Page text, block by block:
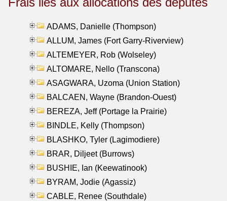
ADAMS, Danielle (Thompson)
ALLUM, James (Fort Garry-Riverview)
ALTEMEYER, Rob (Wolseley)
ALTOMARE, Nello (Transcona)
ASAGWARA, Uzoma (Union Station)
BALCAEN, Wayne (Brandon-Ouest)
BEREZA, Jeff (Portage la Prairie)
BINDLE, Kelly (Thompson)
BLASHKO, Tyler (Lagimodiere)
BRAR, Diljeet (Burrows)
BUSHIE, Ian (Keewatinook)
BYRAM, Jodie (Agassiz)
CABLE, Renee (Southdale)